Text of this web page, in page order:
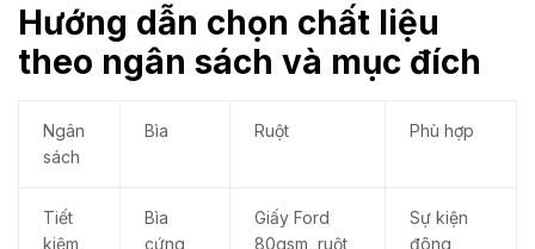
Hướng dẫn chọn chất liệu
theo ngân sách và mục đích
Ngân
sách
Bìa Ruột Phù hợp
Tiết
kiệm
Bìa
cứng
Giấy Ford
80gsm, ruột
Sự kiện
đông